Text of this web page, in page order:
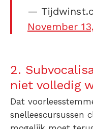
—
November
2.
niet volledig
Dat
snelleescursussen